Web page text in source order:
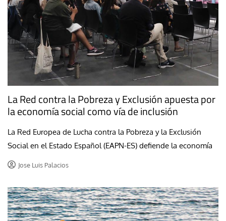
La Red contra la Pobreza y Exclusión apuesta por
la economía social como vía de inclusión
La Red Europea de Lucha contra la Pobreza y la Exclusión
Social en el Estado Español (EAPN-ES) defiende la economía
Jose Luis Palacios